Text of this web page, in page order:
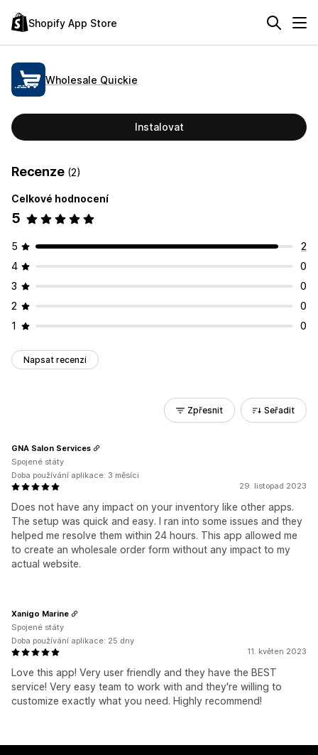
Shopify App Store
Wholesale Quickie
Instalovat
Recenze (2)
Celkové hodnocení
5
5
2
4
0
3
0
2
0
1
0
Napsat recenzi
Zpřesnit Seřadit
29. listopad 2023
Does not have any impact on your inventory like other apps.
The setup was quick and easy. I ran into some issues and they
helped me resolve them within 24 hours. This app allowed me
to create an wholesale order form without any impact to my
actual website.
GNA Salon Services
Spojené státy
Doba používání aplikace: 3 měsíci
11. květen 2023
Love this app! Very user friendly and they have the BEST
service! Very easy team to work with and they're willing to
customize exactly what you need. Highly recommend!
Xanigo Marine
Spojené státy
Doba používání aplikace: 25 dny